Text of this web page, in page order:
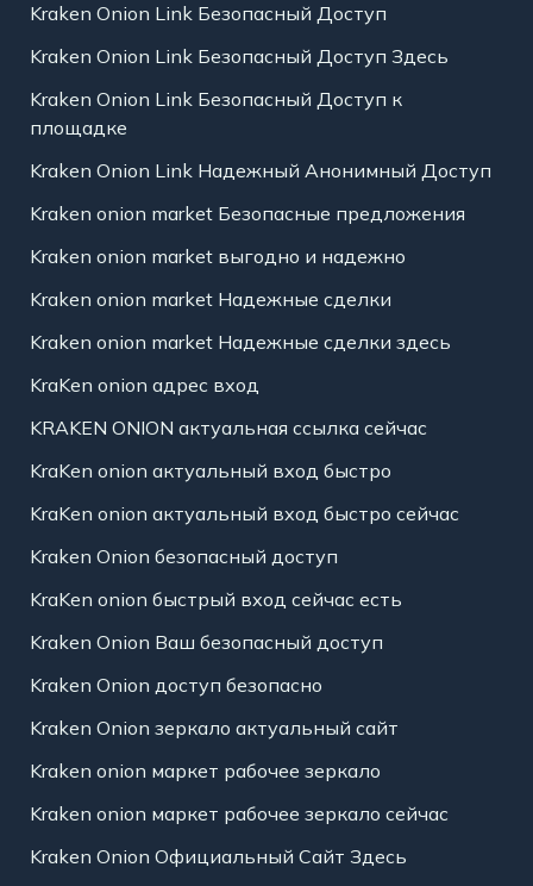
Kraken Onion Link Безопасный Доступ
Kraken Onion Link Безопасный Доступ Здесь
Kraken Onion Link Безопасный Доступ к
площадке
Kraken Onion Link Надежный Анонимный Доступ
Kraken onion market Безопасные предложения
Kraken onion market выгодно и надежно
Kraken onion market Надежные сделки
Kraken onion market Надежные сделки здесь
KraKen onion адрес вход
KRAKEN ONION актуальная ссылка сейчас
KraKen onion актуальный вход быстро
KraKen onion актуальный вход быстро сейчас
Kraken Onion безопасный доступ
KraKen onion быстрый вход сейчас есть
Kraken Onion Ваш безопасный доступ
Kraken Onion доступ безопасно
Kraken Onion зеркало актуальный сайт
Kraken onion маркет рабочее зеркало
Kraken onion маркет рабочее зеркало сейчас
Kraken Onion Официальный Сайт Здесь